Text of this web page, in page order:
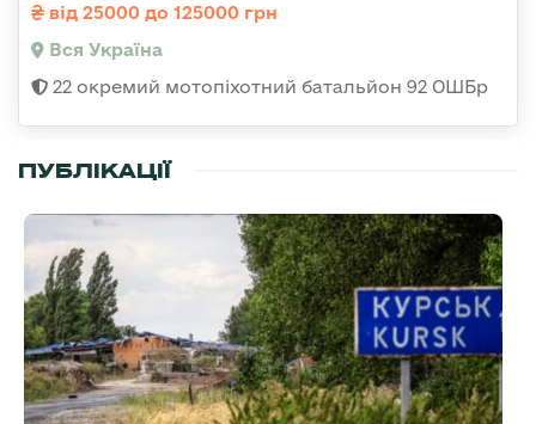
від 25000 до 125000 грн
Вся Україна
22 окремий мотопіхотний батальйон 92 ОШБр
ПУБЛІКАЦІЇ